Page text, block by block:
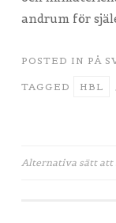
andrum för
POSTED IN PÅ
TAGGED HBL ,
Artikkelien
Alternativa sätt att